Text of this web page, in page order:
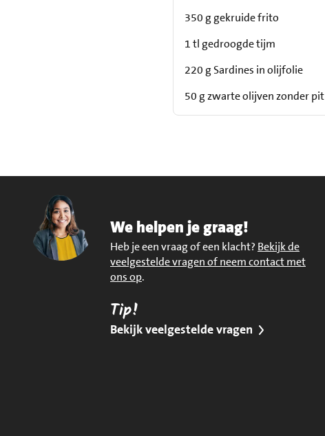
350 g gekruide frito
1 tl gedroogde tijm
220 g Sardines in olijfolie
50 g zwarte olijven zonder pit
We helpen je graag!
Heb je een vraag of een klacht? Bekijk de
veelgestelde vragen of neem contact met
ons op.
Tip!
Bekijk veelgestelde vragen